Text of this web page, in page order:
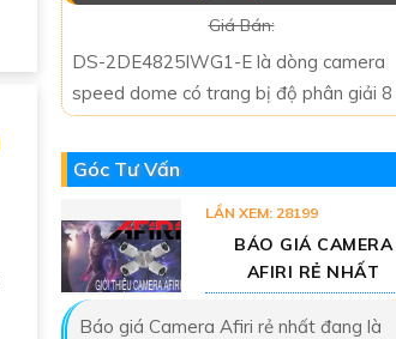
Giá Bán:
DS-2DE4825IWG1-E là dòng camera
speed dome có trang bị độ phân giải 8
Góc Tư Vấn
LẦN XEM: 28199
BÁO GIÁ CAMERA
AFIRI RẺ NHẤT
Báo giá Camera Afiri rẻ nhất đang là